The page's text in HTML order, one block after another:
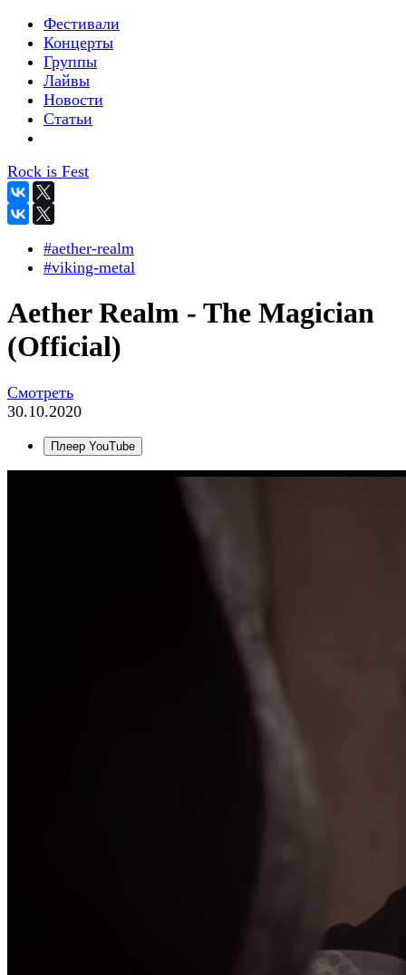
Фестивали
Концерты
Группы
Лайвы
Новости
Статьи
Rock is Fest
#aether-realm
#viking-metal
Aether Realm - The Magician
(Official)
Смотреть
30.10.2020
Плеер YouTube